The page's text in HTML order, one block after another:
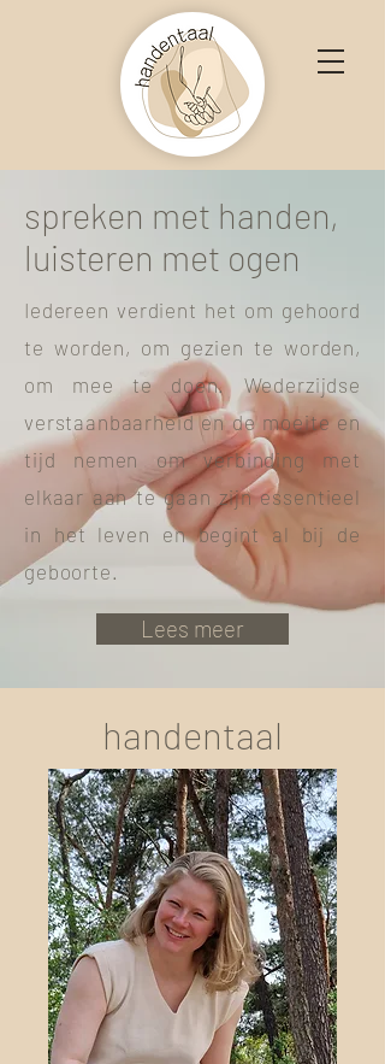
spreken met handen,
luisteren met ogen
Iedereen verdient het om gehoord
te worden, om gezien te worden,
om mee te doen. Wederzijdse
verstaanbaarheid en de moeite en
tijd nemen om verbinding met
elkaar aan te gaan zijn essentieel
in het leven en begint al bij de
geboorte.
Lees meer
handentaal